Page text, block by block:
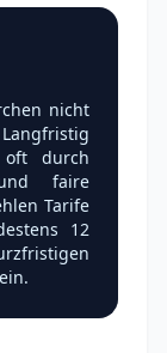
nicht
oft durch
faire
Tarife
12